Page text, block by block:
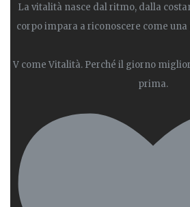
La vitalità nasce dal ritmo, dalla
corpo impara a riconoscere come
V come Vitalità. Perché il giorno
prima.